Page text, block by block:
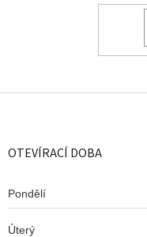
Z
OTEVÍRACÍ DOBA
Pondělí
Úterý